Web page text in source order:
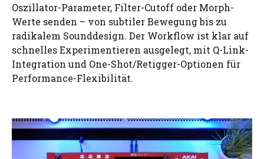
Oszillator-Parameter, Filter-Cutoff oder Morph-
Werte senden – von subtiler Bewegung bis zu
radikalem Sounddesign. Der Workflow ist klar auf
schnelles Experimentieren ausgelegt, mit Q-Link-
Integration und One-Shot/Retigger-Optionen für
Performance-Flexibilität.